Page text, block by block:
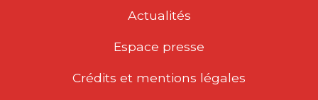
Actualités
Espace presse
Crédits et mentions légales